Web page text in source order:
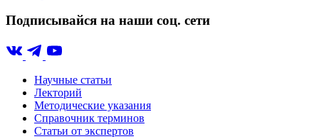
Подписывайся на наши соц. сети
Научные статьи
Лекторий
Методические указания
Справочник терминов
Статьи от экспертов